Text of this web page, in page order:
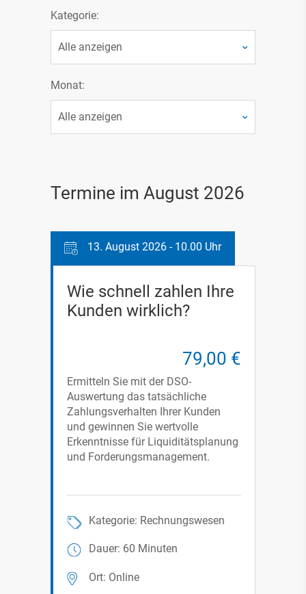
Kategorie:
Monat:
Termine im August 2026
13. August 2026 - 10.00 Uhr
Wie schnell zahlen Ihre
Kunden wirklich?
79,00 €
Ermitteln Sie mit der DSO-
Auswertung das tatsächliche
Zahlungsverhalten Ihrer Kunden
und gewinnen Sie wertvolle
Erkenntnisse für Liquiditätsplanung
und Forderungsmanagement.
Kategorie: Rechnungswesen
Dauer: 60 Minuten
Ort: Online